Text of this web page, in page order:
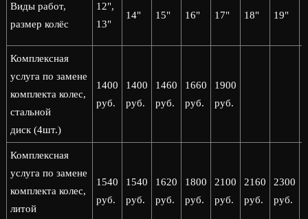
Виды работ,
размер колёс
12",
13"
14" 15" 16" 17" 18" 19"
Комплексная
услуга по замене
комплекта колес,
стальной
диск (4шт.)
1400
руб.
1400
руб.
1460
руб.
1660
руб.
1900
руб.
Комплексная
услуга по замене
комплекта колес,
литой
1540
руб.
1540
руб.
1620
руб.
1800
руб.
2100
руб.
2160
руб.
2300
руб.